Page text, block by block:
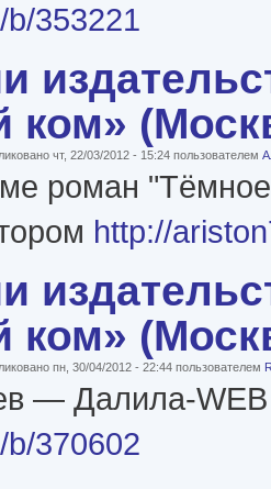
353221
ком»
чт, 22/03/2012 - 15:24 пользователем
роман
http://
ком»
пн, 30/04/2012 - 22:44 пользователем
— Далила-WEB
370602